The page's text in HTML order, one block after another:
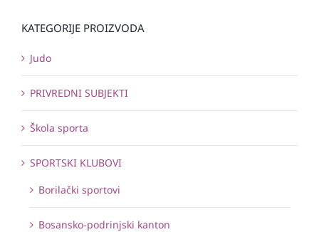
KATEGORIJE PROIZVODA
Judo
PRIVREDNI SUBJEKTI
Škola sporta
SPORTSKI KLUBOVI
Borilački sportovi
Bosansko-podrinjski kanton